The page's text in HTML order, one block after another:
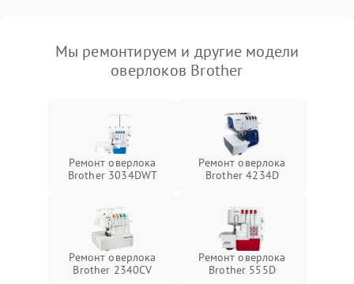
Мы ремонтируем и другие модели
оверлоков Brother
Ремонт оверлока
Brother 3034DWT
Ремонт оверлока
Brother 4234D
Ремонт оверлока
Brother 2340CV
Ремонт оверлока
Brother 555D